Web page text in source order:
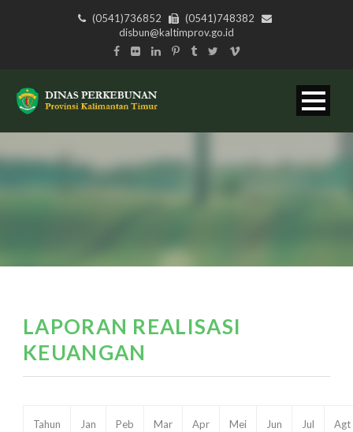
(0541)736852
(0541)748382
disbun@kaltimprov.go.id
LAPORAN REALISASI
KEUANGAN
Tahun Jan Peb Mar Apr Mei Jun Jul Agt